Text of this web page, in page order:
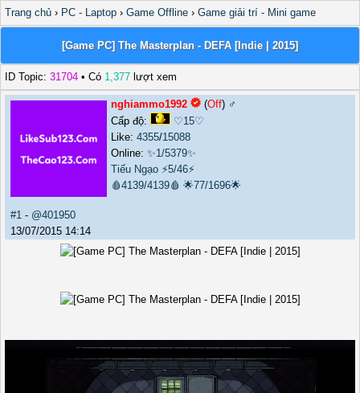
Trang chủ › PC - Laptop › Game Offline › Game giải trí - Mini game
[Game PC] The Masterplan - DEFA [Indie | 2015]
ID Topic: 31704 • Có 1,377 lượt xem
nghiammo1992 (Off) ♂️
Cấp độ:
♡15♡
Like: 4355/15088
Online: ✨1/5379✨
Tiếu Ngạo ⚡5/46⚡
🩸4139/4139🩸 🌟77/1696🌟
#1 - @401950
13/07/2015 14:14